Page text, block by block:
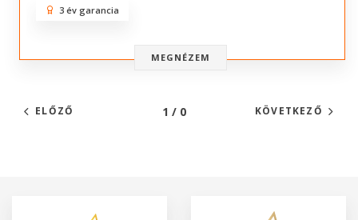
3 év garancia
MEGNÉZEM
ELŐZŐ 1 / 0 KÖVETKEZŐ